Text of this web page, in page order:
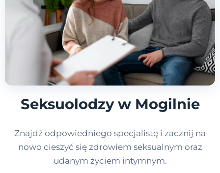
Seksuolodzy w Mogilnie
Znajdź odpowiedniego specjalistę i zacznij na
nowo cieszyć się zdrowiem seksualnym oraz
udanym życiem intymnym.